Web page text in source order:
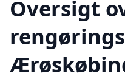
Oversigt